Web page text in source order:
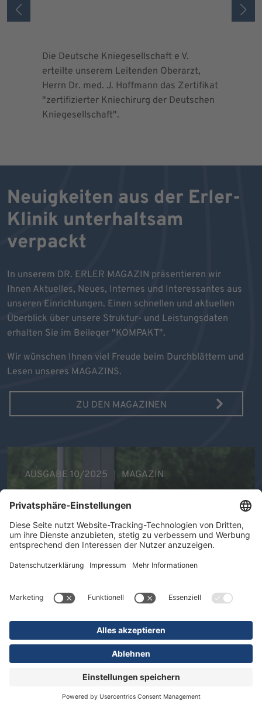
Die Deutsche Kniegesellschaft e V.
erteilte unserem Leitenden Oberarzt,
Herrn Dr. med. J. Hoffmann das Zertifikat
"zertifizierter Kniechirurg der Deutschen
Kniegesellschaft".
Neuigkeiten aus der Erler-
Klinik unterhaltsam
verpackt
In unserem DR. ERLER MAGAZIN präsentieren wir
Ihnen Aktuelles, Neues, Internes und Interessantes aus
unseren Einrichtungen. Einen schnellen und aktuellen
Überblick über unsere Struktur- und Leistungsdaten
erhalten Sie im Beileger "KOMPAKT".
Wir wünschen Ihnen viel Freude beim Durchblättern und
Lesen unseres MAGAZINS.
ZU DEN MAGAZINEN
Ihre Gesundheit im Mittelpunkt -
AUSGABE 10/2025 MAGAZIN